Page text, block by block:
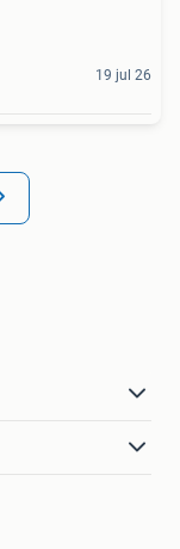
19 jul 26